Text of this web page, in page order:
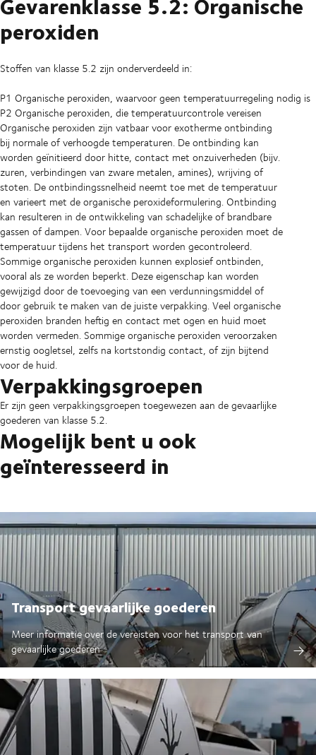
peroxiden
Stoffen van klasse 5.2 zijn onderverdeeld in:
P1 Organische peroxiden, waarvoor geen temperatuurregeling nodig is
P2 Organische peroxiden, die temperatuurcontrole vereisen
Organische peroxiden zijn vatbaar voor exotherme ontbinding
bij normale of verhoogde temperaturen. De ontbinding kan
worden geïnitieerd door hitte, contact met onzuiverheden (bijv.
zuren, verbindingen van zware metalen, amines), wrijving of
stoten. De ontbindingssnelheid neemt toe met de temperatuur
en varieert met de organische peroxideformulering. Ontbinding
kan resulteren in de ontwikkeling van schadelijke of brandbare
gassen of dampen. Voor bepaalde organische peroxiden moet de
temperatuur tijdens het transport worden gecontroleerd.
Sommige organische peroxiden kunnen explosief ontbinden,
vooral als ze worden beperkt. Deze eigenschap kan worden
gewijzigd door de toevoeging van een verdunningsmiddel of
door gebruik te maken van de juiste verpakking. Veel organische
peroxiden branden heftig en contact met ogen en huid moet
worden vermeden. Sommige organische peroxiden veroorzaken
ernstig oogletsel, zelfs na kortstondig contact, of zijn bijtend
voor de huid.
Verpakkingsgroepen
Er zijn geen verpakkingsgroepen toegewezen aan de gevaarlijke
goederen van klasse 5.2.
Mogelijk bent u ook
geïnteresseerd in
Transport gevaarlijke goederen
Meer informatie over de vereisten voor het transport van
gevaarlijke goederen